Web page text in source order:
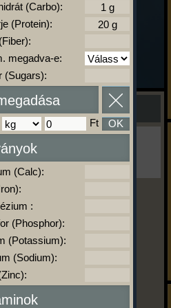
nem eszel/sportolsz többet,
Prémium funkció.
kalóriabázis.hu
-
(Carbo):
(Protein):
megadva-e:
(Sugars):
Ft OK
(Calc):
:
(Phosphor):
(Potassium):
(Sodium):